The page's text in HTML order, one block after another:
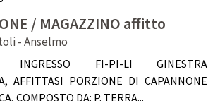
/ MAGAZZINO affitto
- Anselmo
INGRESSO FI-PI-LI GINESTRA
AFFITTASI PORZIONE DI CAPANNONE
COMPOSTO DA: P. TERRA...